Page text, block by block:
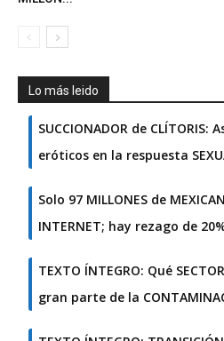
Lo más leido
SUCCIONADOR de
eróticos en la respuesta
Solo 97 MILLONES de
INTERNET; hay rezago de
TEXTO ÍNTEGRO: Qué
gran parte de la